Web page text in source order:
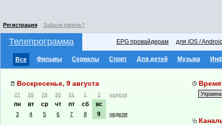
Регистрация Забыли пароль?
Телепрограмма EPG провайдерам для iOS /
Все Фильмы Сериалы Спорт Для детей Музыка
Воскресенье, 9 августа
27 28 29 30 31 1 2 неделя
пн вт ср чт пт сб вс
3 4 5 6 7 8 9 неделя